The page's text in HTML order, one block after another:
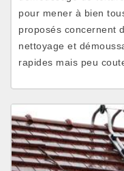
pour mener à bien
proposés concernent
nettoyage et
rapides mais peu